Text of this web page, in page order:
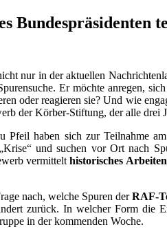
Bundespräsidenten
nur in der aktuellen
Er möchte anregen,
oder reagieren sie? Und wie
der Körber-Stiftung, der alle drei
haben sich zur Teilnahme
und suchen vor Ort nach
vermittelthistorisches Arbeiten
nach, welche Spuren derRAF-
zurück. In welcher Form die
in der kommenden Woche.